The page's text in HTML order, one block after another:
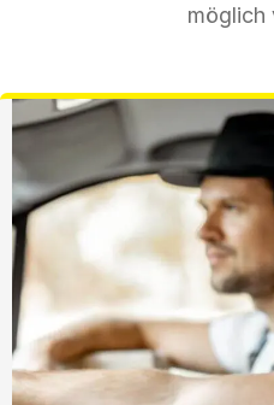
möglich